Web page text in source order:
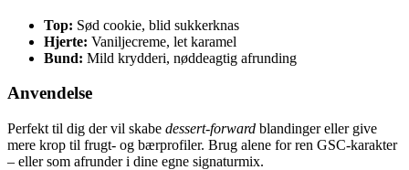
Top: Sød cookie, blid sukkerknas
Hjerte: Vaniljecreme, let karamel
Bund: Mild krydderi, nøddeagtig afrunding
Anvendelse
Perfekt til dig der vil skabe dessert-forward blandinger eller give
mere krop til frugt- og bærprofiler. Brug alene for ren GSC-karakter
– eller som afrunder i dine egne signaturmix.